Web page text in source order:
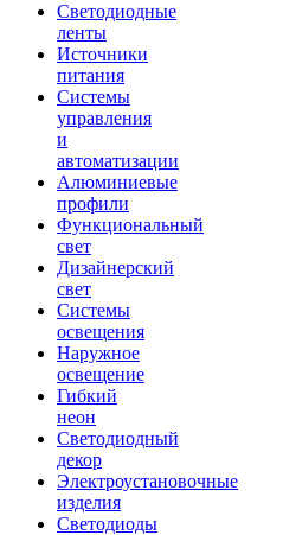
Светодиодные
ленты
Источники
питания
Системы
управления
и
автоматизации
Алюминиевые
профили
Функциональный
свет
Дизайнерский
свет
Системы
освещения
Наружное
освещение
Гибкий
неон
Светодиодный
декор
Электроустановочные
изделия
Светодиоды